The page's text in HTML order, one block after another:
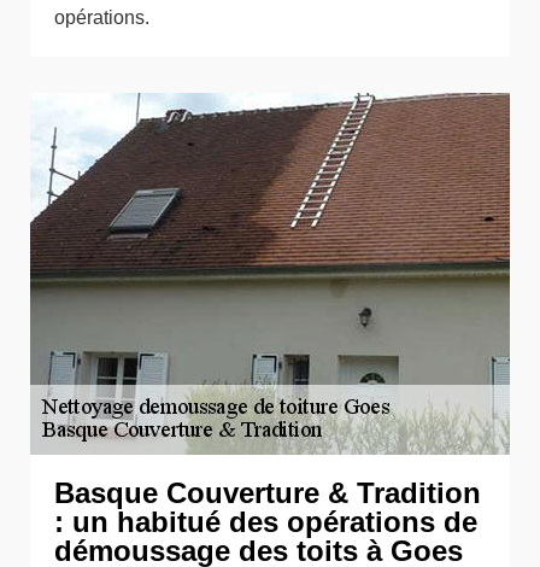
opérations.
Basque Couverture & Tradition
: un habitué des opérations de
démoussage des toits à Goes